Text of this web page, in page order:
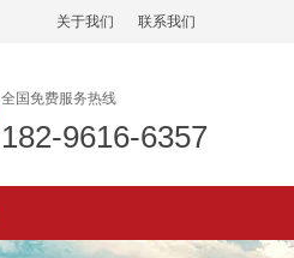
关于我们 联系我们
全国免费服务热线
182-9616-6357